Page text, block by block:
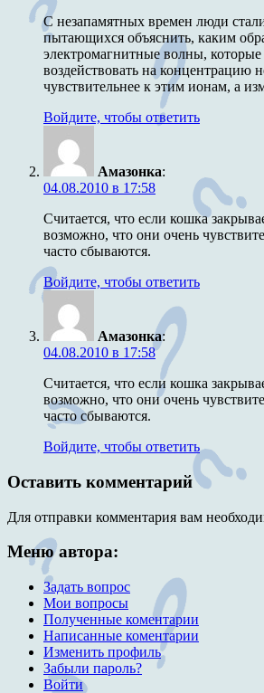
С незапамятных времен люди
пытающихся объяснить, каким
электромагнитные волны,
воздействовать на концентрацию
чувствительнее к этим ионам, а
Войдите, чтобы ответить
Амазонка:
04.08.2010 в 17:58
Считается, что если кошка
возможно, что они очень
часто сбываются.
Войдите, чтобы ответить
Амазонка:
04.08.2010 в 17:58
Считается, что если кошка
возможно, что они очень
часто сбываются.
Войдите, чтобы ответить
Оставить комментарий
Для отправки комментария вам
Меню автора:
Задать вопрос
Мои вопросы
Полученные коментарии
Написанные коментарии
Изменить профиль
Забыли пароль?
Войти